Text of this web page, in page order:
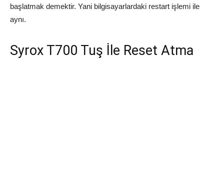
başlatmak demektir. Yani bilgisayarlardaki restart işlemi ile
aynı.
Syrox T700 Tuş İle Reset Atma